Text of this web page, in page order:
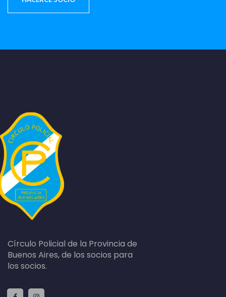
Círculo Policial de la Provincia de
Buenos Aires, de los socios para
los socios.